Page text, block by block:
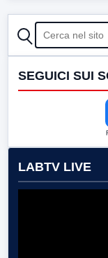
CERCA
SEGUICI SUI
LABTV LIVE